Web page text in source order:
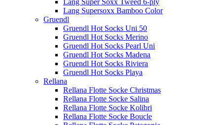
Lang Super Soxx Tweed 6-ply
Lang Supersoxx Bamboo Color
Gruendl
Gruendl Hot Socks Uni 50
Gruendl Hot Socks Merino
Gruendl Hot Socks Pearl Uni
Gruendl Hot Socks Madena
Gruendl Hot Socks Riviera
Gruendl Hot Socks Playa
Rellana
Rellana Flotte Socke Christmas
Rellana Flotte Socke Salina
Rellana Flotte Socke Kolibri
Rellana Flotte Socke Boucle